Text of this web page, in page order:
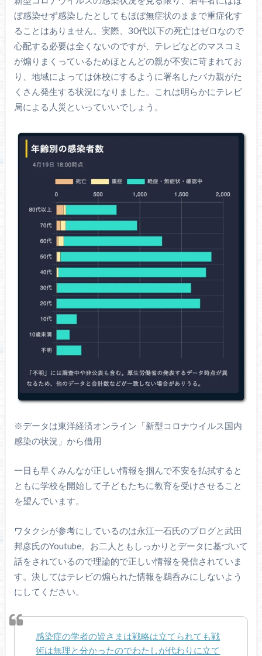
ぼ感染せず感染したとしてもほぼ無症状のままで重症化す
ることはありません。実際、30代以下の死亡はゼロなので
心配する必要は全くないのですが、テレビなどのマスコミ
が煽りまくっているためほとんどの親が不安に苛まれてお
り、地域によっては休校にするように署名したバカ親がた
くさん発生する状況になりました。これは明らかにテレビ
局による人災といっていいでしょう。
※データは東洋経済オンライン「新型コロナウイルス国内
感染の状況」から借用
一日も早くみんなが正しい情報を掴んで不安を払拭すると
ともに学校を開始して子どもたちに教育を受けさせること
を望んでいます。
ワタクシが参考にしているのは永江一石氏のブログと武田
邦彦氏のYoutube。お二人ともしっかりとデータに基づいて
話をされているので理論的で正しい情報を発信されていま
す。決してはテレビの煽られた情報を鵜呑みにしないよう
にしてください。
感染症の学者の皆さまは戦略は立てられても戦
術は無理と分かったのでわたしが代わりに立て